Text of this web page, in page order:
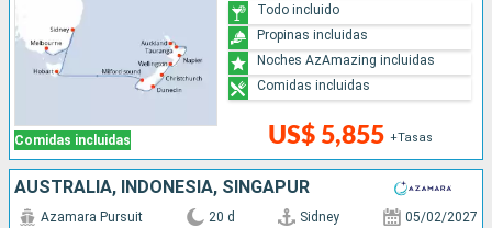
Comidas incluidas US$ 5,855 +Tasas
Todo incluido
Propinas incluidas
Noches AzAmazing incluidas
Comidas incluidas
AUSTRALIA, INDONESIA, SINGAPUR
Azamara Pursuit 20 d Sidney 05/02/2027